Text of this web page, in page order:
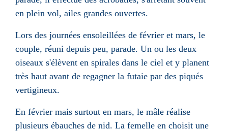
en plein vol, ailes grandes ouvertes.
Lors des journées ensoleillées de février et mars, le
couple, réuni depuis peu, parade. Un ou les deux
oiseaux s'élèvent en spirales dans le ciel et y planent
très haut avant de regagner la futaie par des piqués
vertigineux.
En février mais surtout en mars, le mâle réalise
plusieurs ébauches de nid. La femelle en choisit une